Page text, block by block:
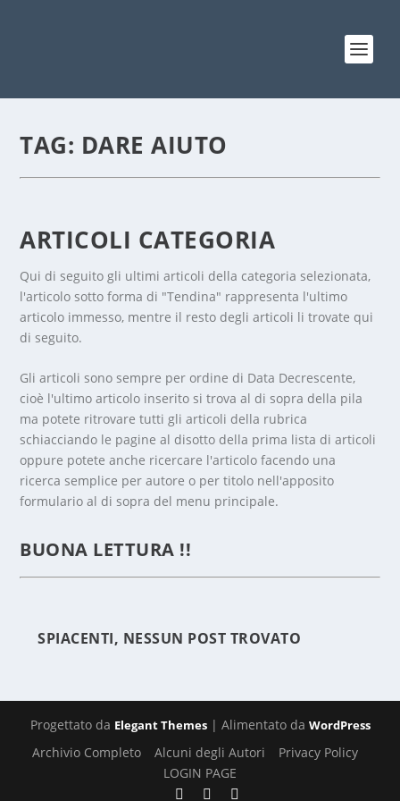
TAG: DARE AIUTO
SENZA
ED UN
ARTICOLI CATEGORIA
Qui di seguito gli ultimi articoli della categoria selezionata,
l'articolo sotto forma di "Tendina" rappresenta l'ultimo
articolo immesso, mentre il resto degli articoli li trovate qui
di seguito.
Gli articoli sono sempre per ordine di Data Decrescente,
cioè l'ultimo articolo inserito si trova al di sopra della pila
ma potete ritrovare tutti gli articoli della rubrica
schiacciando le pagine al disotto della prima lista di articoli
oppure potete anche ricercare l'articolo facendo una
ricerca semplice per autore o per titolo nell'apposito
formulario al di sopra del menu principale.
BUONA LETTURA !!
SPIACENTI, NESSUN POST TROVATO
Progettato da Elegant Themes| Alimentato da WordPress
Archivio Completo Alcuni degli Autori
Privacy Policy
LOGIN PAGE